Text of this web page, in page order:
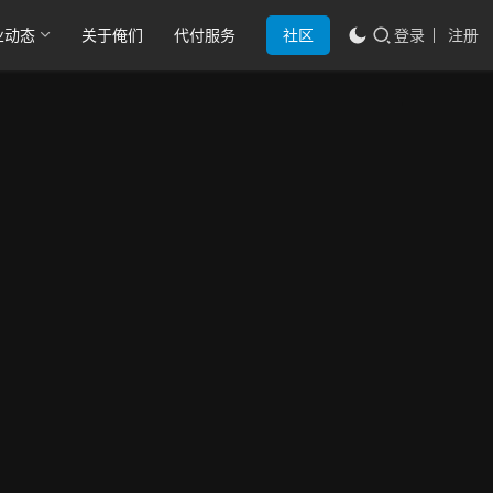
动态 关于俺们 代付服务 社区 登录 注册